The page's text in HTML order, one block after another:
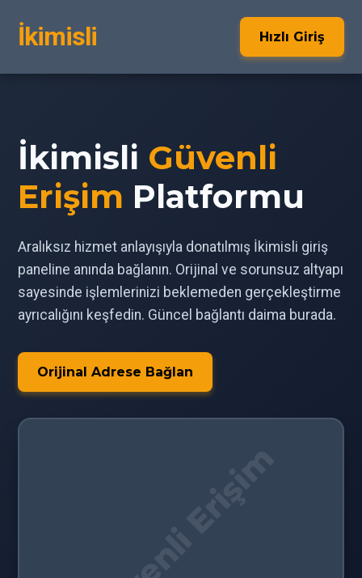
İkimisli Hızlı Giriş
İkimisli Güvenli
Erişim Platformu
Aralıksız hizmet anlayışıyla donatılmış İkimisli giriş
paneline anında bağlanın. Orijinal ve sorunsuz altyapı
sayesinde işlemlerinizi beklemeden gerçekleştirme
ayrıcalığını keşfedin. Güncel bağlantı daima burada.
Orijinal Adrese Bağlan